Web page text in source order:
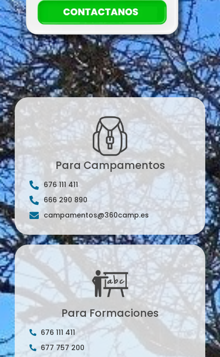
Para Campamentos
676 111 411
666 290 890
campamentos@360camp.es
Para Formaciones
676 111 411
677 757 200